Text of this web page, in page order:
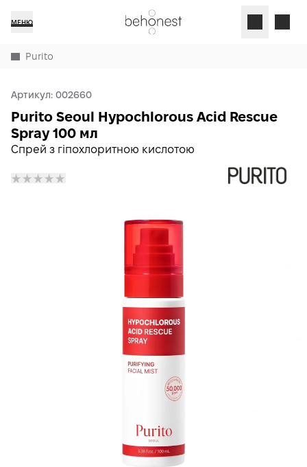
МЕНЮ
Purito
Артикул: 002660
Спрей з гіпохлоритною кислотою
Purito Seoul Hypochlorous Acid Rescue
Spray 100 мл